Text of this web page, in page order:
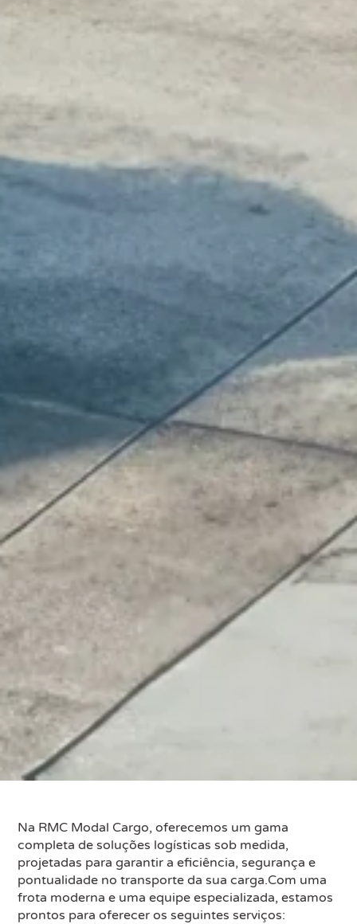
Na RMC Modal Cargo, oferecemos um gama
completa de soluções logísticas sob medida,
projetadas para garantir a eficiência, segurança e
pontualidade no transporte da sua carga.Com uma
frota moderna e uma equipe especializada, estamos
prontos para oferecer os seguintes serviços: